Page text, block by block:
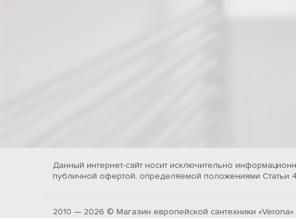
Данный интернет-сайт носит исключительно
публичной офертой, определяемой положениями Статьи
2010 — 2026 © Магазин европейской сантехники «Verona»